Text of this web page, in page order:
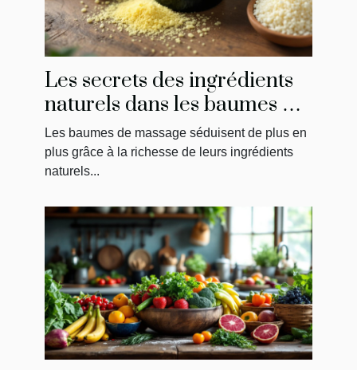
Les secrets des ingrédients
naturels dans les baumes de
massage
Les baumes de massage séduisent de plus en
plus grâce à la richesse de leurs ingrédients
naturels...